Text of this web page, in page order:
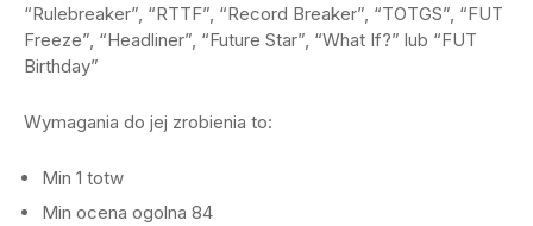
“Rulebreaker”, “RTTF”, “Record Breaker”, “TOTGS”, “FUT
Freeze”, “Headliner”, “Future Star”, “What If?” lub “FUT
Birthday”
Wymagania do jej zrobienia to:
Min 1 totw
Min ocena ogolna 84